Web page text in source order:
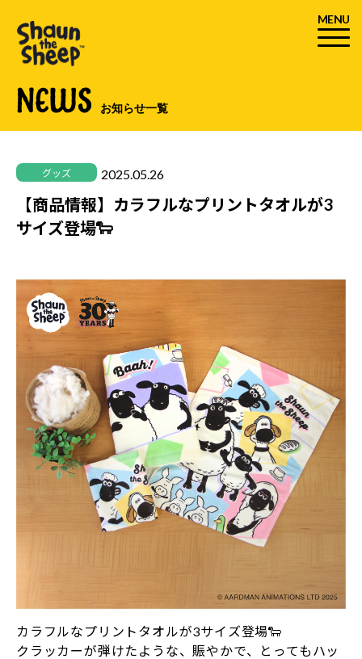
MENU
NEWS お知らせ一覧
グッズ 2025.05.26
【商品情報】カラフルなプリントタオルが3
サイズ登場🐑
カラフルなプリントタオルが3サイズ登場🐑
クラッカーが弾けたような、賑やかで、とってもハッ